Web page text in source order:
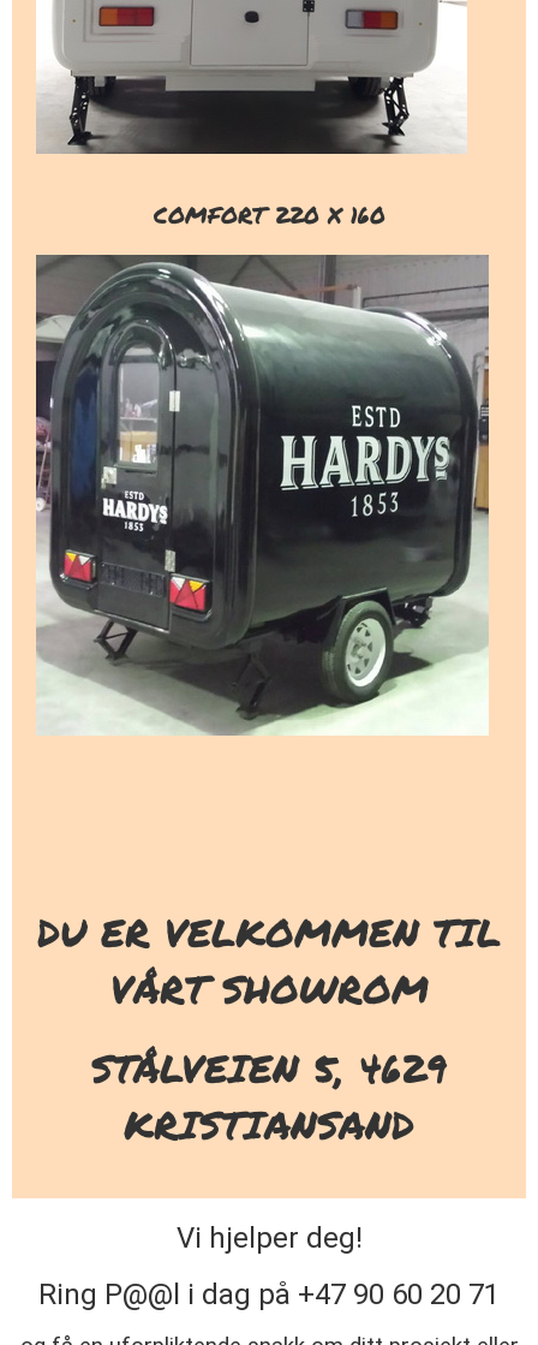
COMFORT 220 X 160
DU ER VELKOMMEN TIL
VÅRT SHOWROM
STÅLVEIEN 5, 4629
KRISTIANSAND
Vi hjelper deg!
Ring P@@l i dag på +47 90 60 20 71